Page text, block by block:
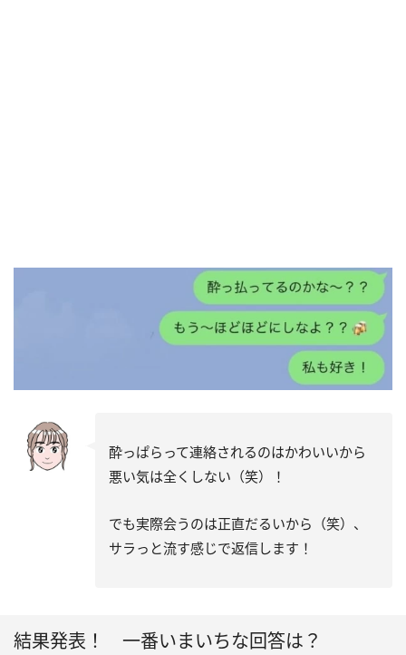
酔っぱらって連絡されるのはかわいいから
悪い気は全くしない（笑）！
でも実際会うのは正直だるいから（笑）、
サラっと流す感じで返信します！
結果発表！ 一番いまいちな回答は？